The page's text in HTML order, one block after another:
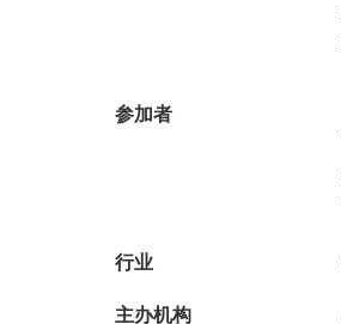
参加者
行业
主办机构